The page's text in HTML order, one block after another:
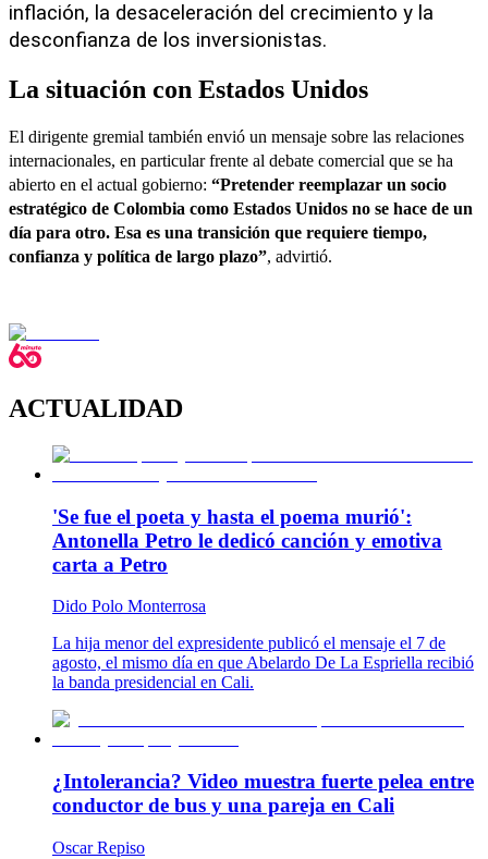
inflación, la desaceleración del crecimiento y la
desconfianza de los inversionistas.
La situación con Estados Unidos
El dirigente gremial también envió un mensaje sobre las relaciones
internacionales, en particular frente al debate comercial que se ha
abierto en el actual gobierno: “Pretender reemplazar un socio
estratégico de Colombia como Estados Unidos no se hace de un
día para otro. Esa es una transición que requiere tiempo,
confianza y política de largo plazo”, advirtió.
ACTUALIDAD
'Se fue el poeta y hasta el poema murió':
Antonella Petro le dedicó canción y emotiva
carta a Petro
Dido Polo Monterrosa
La hija menor del expresidente publicó el mensaje el 7 de
agosto, el mismo día en que Abelardo De La Espriella recibió
la banda presidencial en Cali.
¿Intolerancia? Video muestra fuerte pelea entre
conductor de bus y una pareja en Cali
Oscar Repiso